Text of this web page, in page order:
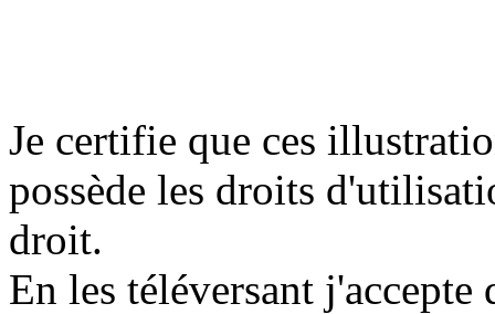
Je certifie que ces
possède les droits
droit.
En les téléversant